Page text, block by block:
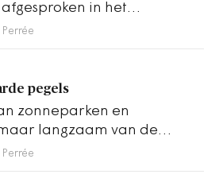
in het
maar langzaam van de
Perrée
pegels
zonneparken en
langzaam van de
bewijst coöperatie
Perrée